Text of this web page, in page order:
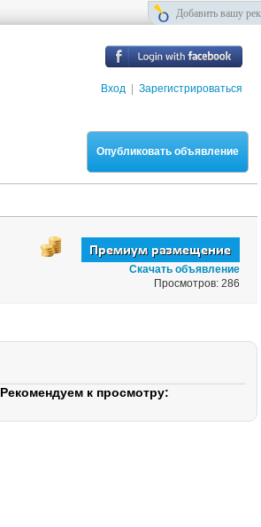
Вход Зарегистрироваться
Опубликовать объявление
Скачать объявление
Просмотров: 286
Добавить вашу
Рекомендуем к просмотру: